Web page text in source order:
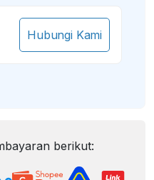
Hubungi Kami
berikut: